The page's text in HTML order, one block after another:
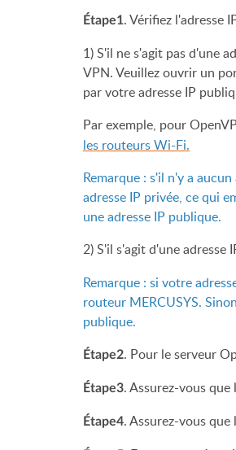
Étape1. Vérifiez l'adresse
1) S'il ne s'agit pas d'une
VPN. Veuillez ouvrir un
par votre adresse IP
Par exemple, pour
les routeurs Wi-Fi.
Remarque : s'il n'y a
adresse IP privée, ce qui
une adresse IP publique.
2) S'il s'agit d'une adresse
Remarque : si votre
routeur MERCUSYS.
publique.
Étape2. Pour le serveur
Étape3. Assurez-vous
Étape4. Assurez-vous